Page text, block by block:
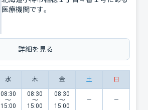
医療機関です。
詳細を見る
水 木 金 土 日
08:30
〜
15:00
08:30
〜
15:00
08:30
〜
15:00